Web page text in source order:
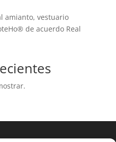
amianto, vestuario
de acuerdo Real